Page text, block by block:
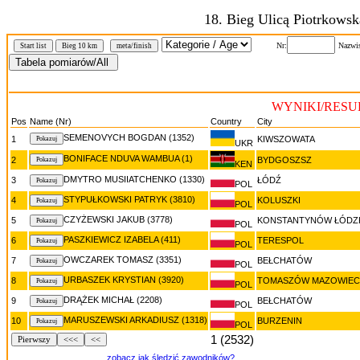
18. Bieg Ulicą
Start list Bieg 10 km meta/finish Nr:
WYNIKI/
Pos Name (Nr) Country
City
1
SEMENOVYCH BOGDAN (1352)
UKR KIWSZOWATA
2 BONIFACE NDUVA WAMBUA (1)
KEN BYDGOSZSZ
3 DMYTRO MUSIIATCHENKO (1330) POL ŁÓDŹ
4 STYPUŁKOWSKI PATRYK (3810) POL KOLUSZKI
5 CZYŻEWSKI JAKUB (3778) POL KONSTANTYNÓW
6 PASZKIEWICZ IZABELA (411) POL TERESPOL
7 OWCZAREK TOMASZ (3351) POL BEŁCHATÓW
8 URBASZEK KRYSTIAN (3920) POL TOMASZÓW
9 DRĄŻEK MICHAŁ (2208) POL BEŁCHATÓW
10 MARUSZEWSKI ARKADIUSZ (1318) POL BURZENIN
Pierwszy <<< << 1 (2532)
zobacz jak śledzić zawodników?